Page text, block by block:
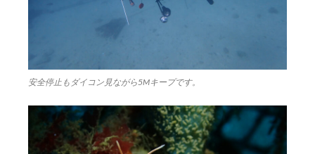
安全停止もダイコン見ながら5Mキープです。